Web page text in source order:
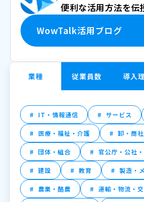
便利な活用方法を伝
WowTalk活用ブログ
業種
IT・情報通信 サービス
医療・福祉・介護 卸・商
団体・組合 官公庁・公社
建設 教育 製造・
農業・酪農 運輸・物流・
従業員数 導入